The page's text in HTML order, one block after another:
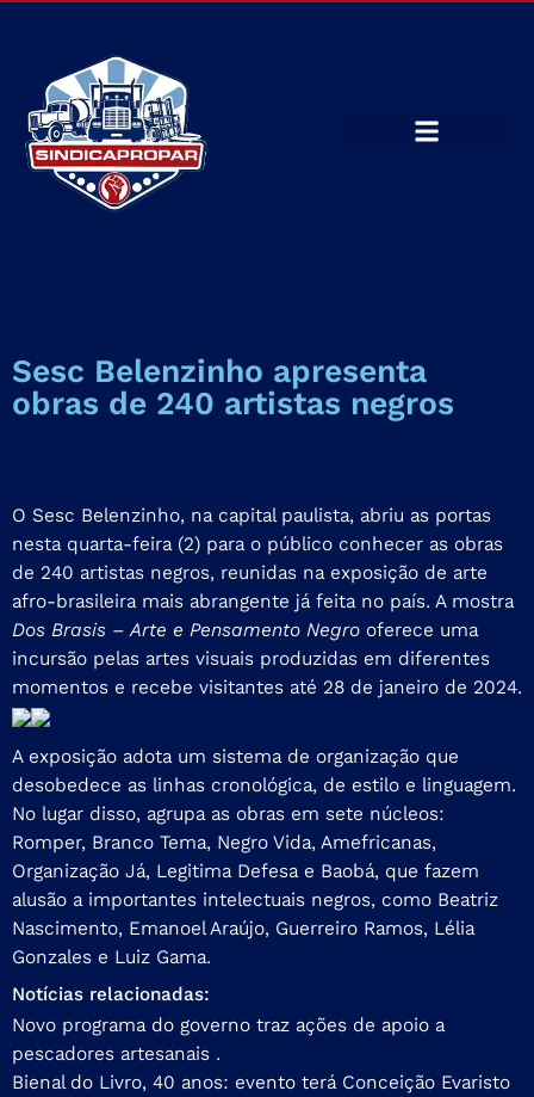
Sesc Belenzinho apresenta
obras de 240 artistas negros
O Sesc Belenzinho, na capital paulista, abriu as portas
nesta quarta-feira (2) para o público conhecer as obras
de 240 artistas negros, reunidas na exposição de arte
afro-brasileira mais abrangente já feita no país. A mostra
Dos Brasis – Arte e Pensamento Negro oferece uma
incursão pelas artes visuais produzidas em diferentes
momentos e recebe visitantes até 28 de janeiro de 2024.
A exposição adota um sistema de organização que
desobedece as linhas cronológica, de estilo e linguagem.
No lugar disso, agrupa as obras em sete núcleos:
Romper, Branco Tema, Negro Vida, Amefricanas,
Organização Já, Legitima Defesa e Baobá, que fazem
alusão a importantes intelectuais negros, como Beatriz
Nascimento, Emanoel Araújo, Guerreiro Ramos, Lélia
Gonzales e Luiz Gama.
Notícias relacionadas:
Novo programa do governo traz ações de apoio a
pescadores artesanais .
Bienal do Livro, 40 anos: evento terá Conceição Evaristo